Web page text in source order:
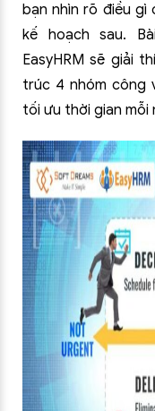
bạn nhìn rõ điều gì
kế hoạch sau.
EasyHRM sẽ giải
trúc 4 nhóm công
tối ưu thời gian mỗi